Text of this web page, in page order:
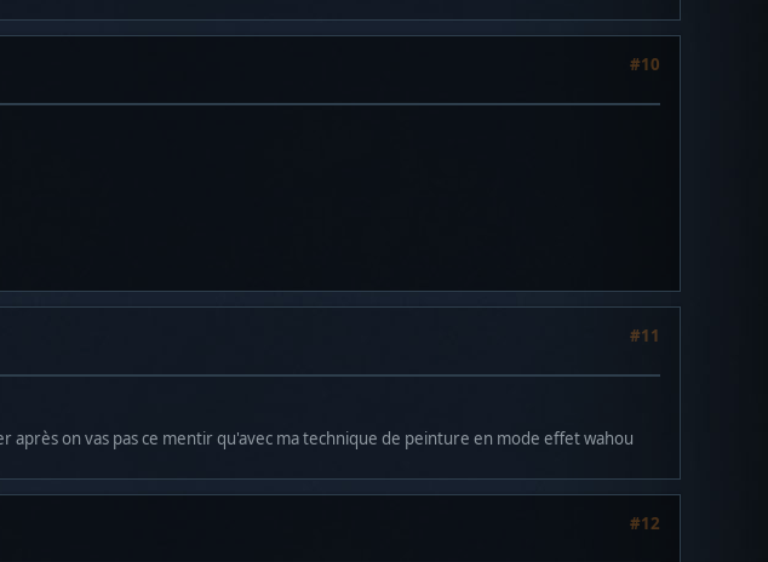
#10
#11
après on vas pas ce mentir qu'avec ma technique de peinture en mode effet wahou
#12